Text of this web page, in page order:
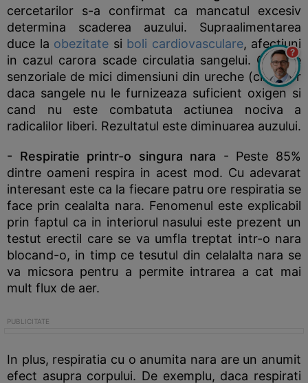
cercetarilor s-a confirmat ca mancatul excesiv
determina scaderea auzului. Supraalimentarea
duce la obezitate si boli cardiovasculare, afectiuni
in cazul carora scade circulatia sangelui. Celulele
senzoriale de mici dimensiuni din ureche (cili) mor
daca sangele nu le furnizeaza suficient oxigen si
cand nu este combatuta actiunea nociva a
radicalilor liberi. Rezultatul este diminuarea auzului.
- Respiratie printr-o singura nara - Peste 85%
dintre oameni respira in acest mod. Cu adevarat
interesant este ca la fiecare patru ore respiratia se
face prin cealalta nara. Fenomenul este explicabil
prin faptul ca in interiorul nasului este prezent un
testut erectil care se va umfla treptat intr-o nara
blocand-o, in timp ce tesutul din celalalta nara se
va micsora pentru a permite intrarea a cat mai
mult flux de aer.
In plus, respiratia cu o anumita nara are un anumit
efect asupra corpului. De exemplu, daca respirati
?